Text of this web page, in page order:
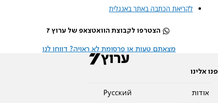
לקריאת הכתבה באתר באנגלית
הצטרפו לקבוצת הוואטצאפ של ערוץ 7
מצאתם טעות או פרסומת לא ראויה? דווחו לנו
פנו אלינו
אודות
Pусский